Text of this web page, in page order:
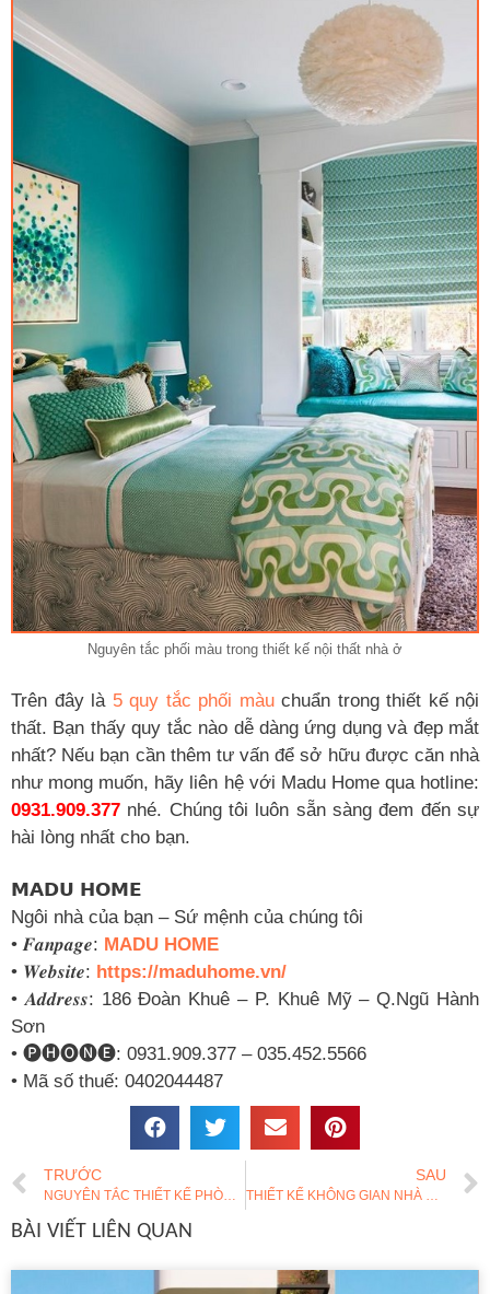
Nguyên tắc phối màu trong thiết kế nội thất nhà ở
Trên đây là 5 quy tắc phối màuchuẩn trong thiết kế nội
thất. Bạn thấy quy tắc nào dễ dàng ứng dụng và đẹp mắt
nhất? Nếu bạn cần thêm tư vấn để sở hữu được căn nhà
như mong muốn, hãy liên hệ với Madu Home qua hotline:
0931.909.377 nhé. Chúng tôi luôn sẵn sàng đem đến sự
hài lòng nhất cho bạn.
𝗠𝗔𝗗𝗨 𝗛𝗢𝗠𝗘
Ngôi nhà của bạn – Sứ mệnh của chúng tôi
• 𝑭𝒂𝒏𝒑𝒂𝒈𝒆: MADU HOME
• 𝑾𝒆𝒃𝒔𝒊𝒕𝒆: https://maduhome.vn/
• 𝑨𝒅𝒅𝒓𝒆𝒔𝒔: 186 Đoàn Khuê – P. Khuê Mỹ – Q.Ngũ Hành
Sơn
• 🅟🅗🅞🅝🅔: 0931.909.377 – 035.452.5566
• Mã số thuế: 0402044487
TRƯỚC SAU
BÀI VIẾT LIÊN QUAN